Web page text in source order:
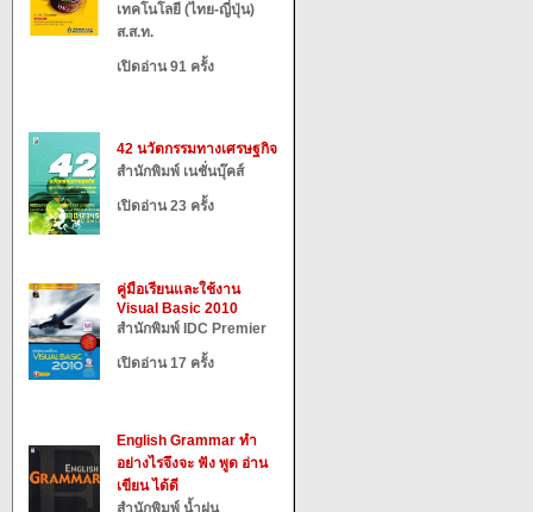
เทคโนโลยี (ไทย-ญี่ปุ่น)
ส.ส.ท.
เปิดอ่าน 91 ครั้ง
42 นวัตกรรมทางเศรษฐกิจ
สำนักพิมพ์ เนชั่นบุ๊คส์
เปิดอ่าน 23 ครั้ง
คู่มือเรียนและใช้งาน
Visual Basic 2010
สำนักพิมพ์ IDC Premier
เปิดอ่าน 17 ครั้ง
English Grammar ทำ
อย่างไรจึงจะ ฟัง พูด อ่าน
เขียน ได้ดี
สำนักพิมพ์ น้ำฝน